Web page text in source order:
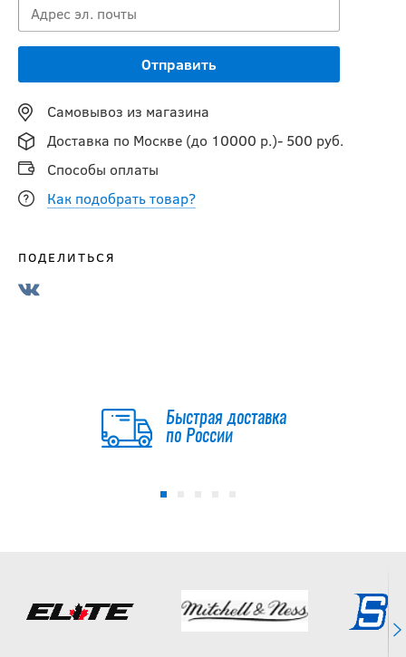
Самовывоз из магазина
Доставка по Москве (до 10000 р.)- 500 руб.
Способы оплаты
Как подобрать товар?
ПОДЕЛИТЬСЯ
Быстрая доставка
по России